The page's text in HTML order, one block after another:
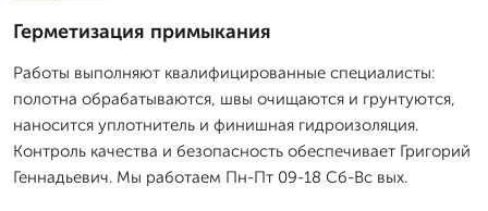
Герметизация примыкания
Работы выполняют квалифицированные специалисты:
полотна обрабатываются, швы очищаются и грунтуются,
наносится уплотнитель и финишная гидроизоляция.
Контроль качества и безопасность обеспечивает Григорий
Геннадьевич. Мы работаем Пн-Пт 09-18 Сб-Вс вых.